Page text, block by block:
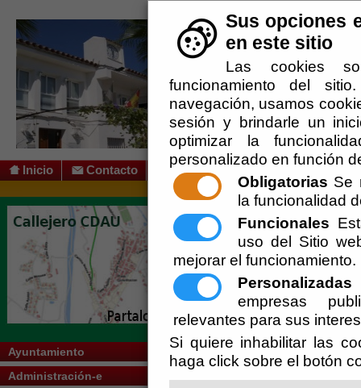
Sus opciones
en este sitio
Las cookies
funcionamiento del
navegación, usamos
sesión y brindarle un
optimizar la
personalizado en función
Obligatorias Se
la funcionalidad
Funcionales
uso del Sitio
mejorar el funcionamiento.
Personalizadas
empresas
relevantes para sus
Si quiere inhabilitar las
haga click sobre el botón
Inicio Contacto
Ayuntamiento
Administración-e
Usted se encuentra aquí:Inicio //
Escuchar
Información de Interés en Materia
Pildora 1ª
Pildora 2ª
Pildora 3ª